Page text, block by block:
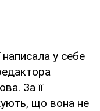
у себе
За її
що вона не